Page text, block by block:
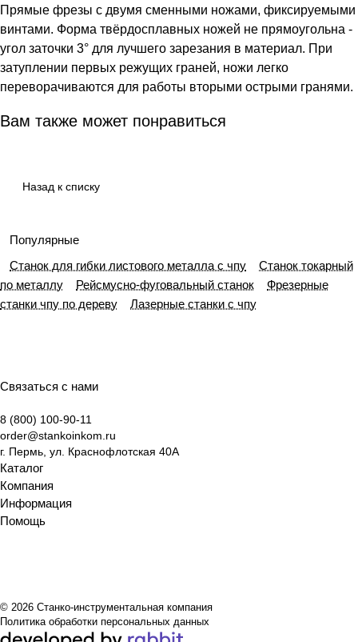
Прямые фрезы с двумя сменными ножами, фиксируемыми
винтами. Форма твёрдосплавных ножей не прямоугольна -
угол заточки 3° для лучшего зарезания в материал. При
затуплении первых режущих граней, ножи легко
переворачиваются для работы вторыми острыми гранями.
Вам также может понравиться
Назад к списку
Популярные
Станок для гибки листового металла с чпу
Станок токарный
по металлу
Рейсмусно-фуговальный станок
Фрезерные
станки чпу по дереву
Лазерные станки с чпу
Связаться с нами
8 (800) 100-90-11
order@stankoinkom.ru
г. Пермь, ул. Краснофлотская 40А
Каталог
Компания
Информация
Помощь
© 2026 Станко-инструментальная компания
Политика обработки персональных данных